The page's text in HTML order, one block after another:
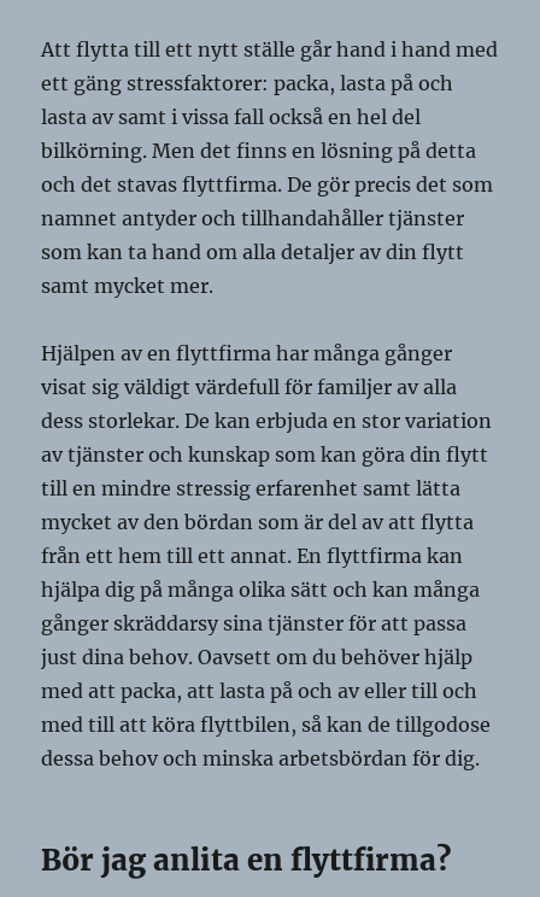
Att flytta till ett nytt ställe går hand i hand med
ett gäng stressfaktorer: packa, lasta på och
lasta av samt i vissa fall också en hel del
bilkörning. Men det finns en lösning på detta
och det stavas flyttfirma. De gör precis det som
namnet antyder och tillhandahåller tjänster
som kan ta hand om alla detaljer av din flytt
samt mycket mer.
Hjälpen av en flyttfirma har många gånger
visat sig väldigt värdefull för familjer av alla
dess storlekar. De kan erbjuda en stor variation
av tjänster och kunskap som kan göra din flytt
till en mindre stressig erfarenhet samt lätta
mycket av den bördan som är del av att flytta
från ett hem till ett annat. En flyttfirma kan
hjälpa dig på många olika sätt och kan många
gånger skräddarsy sina tjänster för att passa
just dina behov. Oavsett om du behöver hjälp
med att packa, att lasta på och av eller till och
med till att köra flyttbilen, så kan de tillgodose
dessa behov och minska arbetsbördan för dig.
Bör jag anlita en flyttfirma?